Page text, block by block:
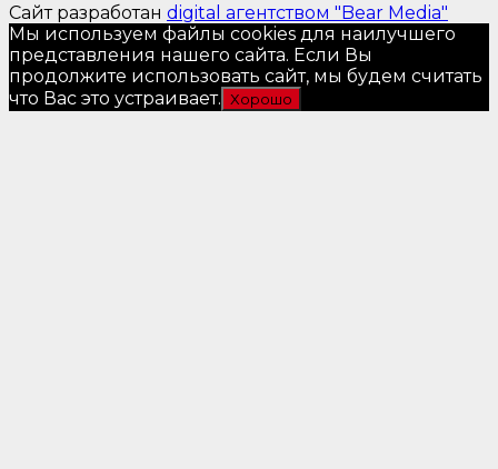
Сайт разработан digital агентством "Bear Media"
Мы используем файлы cookies для наилучшего
представления нашего сайта. Если Вы
продолжите использовать сайт, мы будем считать
что Вас это устраивает. Хорошо